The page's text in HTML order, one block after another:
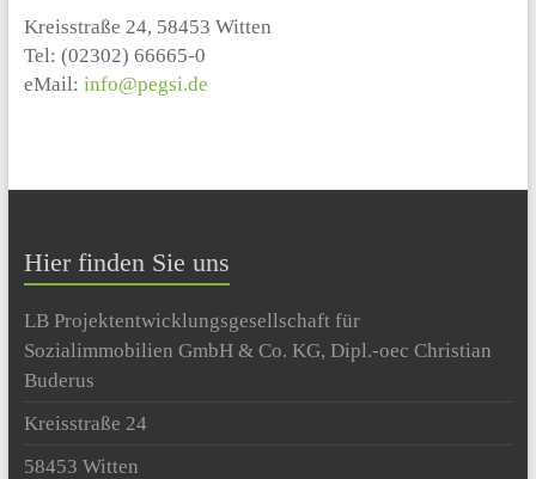
Kreisstraße 24, 58453 Witten
Tel: (02302) 66665-0
eMail: info@pegsi.de
Hier finden Sie uns
LB Projektentwicklungsgesellschaft für
Sozialimmobilien GmbH & Co. KG, Dipl.-oec Christian
Buderus
Kreisstraße 24
58453 Witten